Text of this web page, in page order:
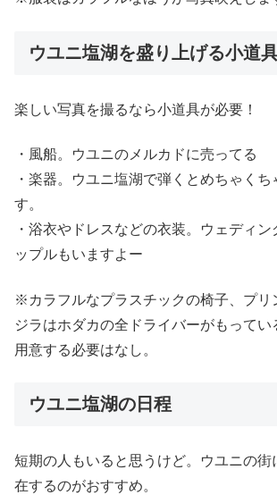
ウユニ塩湖を盛り上げる小道
楽しい写真を撮るなら小道具が必要！
・風船。ウユニのメルカドに売ってる
・楽器。ウユニ塩湖で弾くとめちゃくち
す。
・浴衣やドレスなどの衣装。ウェディ
ップルもいますよー
※カラフルなプラスチックの椅子、プリ
ジラはホダカの全ドライバーがもって
用意する必要はなし。
ウユニ塩湖の日程
短期の人もいると思うけど。ウユニの街
在するのがおすすめ。